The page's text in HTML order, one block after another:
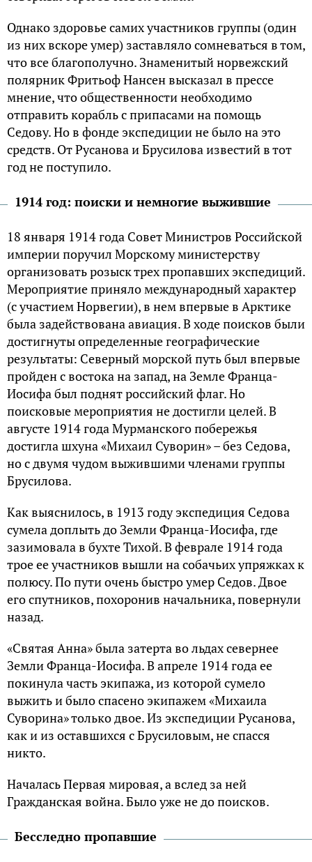
Однако здоровье самих участников группы (один
из них вскоре умер) заставляло сомневаться в том,
что все благополучно. Знаменитый норвежский
полярник Фритьоф Нансен высказал в прессе
мнение, что общественности необходимо
отправить корабль с припасами на помощь
Седову. Но в фонде экспедиции не было на это
средств. От Русанова и Брусилова известий в тот
год не поступило.
1914 год: поиски и немногие выжившие
18 января 1914 года Совет Министров Российской
империи поручил Морскому министерству
организовать розыск трех пропавших экспедиций.
Мероприятие приняло международный характер
(с участием Норвегии), в нем впервые в Арктике
была задействована авиация. В ходе поисков были
достигнуты определенные географические
результаты: Северный морской путь был впервые
пройден с востока на запад, на Земле Франца-
Иосифа был поднят российский флаг. Но
поисковые мероприятия не достигли целей. В
августе 1914 года Мурманского побережья
достигла шхуна «Михаил Суворин» – без Седова,
но с двумя чудом выжившими членами группы
Брусилова.
Как выяснилось, в 1913 году экспедиция Седова
сумела доплыть до Земли Франца-Иосифа, где
зазимовала в бухте Тихой. В феврале 1914 года
трое ее участников вышли на собачьих упряжках к
полюсу. По пути очень быстро умер Седов. Двое
его спутников, похоронив начальника, повернули
назад.
«Святая Анна» была затерта во льдах севернее
Земли Франца-Иосифа. В апреле 1914 года ее
покинула часть экипажа, из которой сумело
выжить и было спасено экипажем «Михаила
Суворина» только двое. Из экспедиции Русанова,
как и из оставшихся с Брусиловым, не спасся
никто.
Началась Первая мировая, а вслед за ней
Гражданская война. Было уже не до поисков.
Бесследно пропавшие